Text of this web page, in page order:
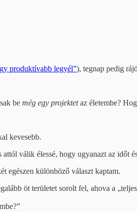
produktívabb legyél”), tegnap pedig
be még egy projektetaz életembe?
kevesebb.
válik élessé, hogy ugyanazt az időt
egészen különböző választ kaptam.
öt területet sorolt fel, ahova a